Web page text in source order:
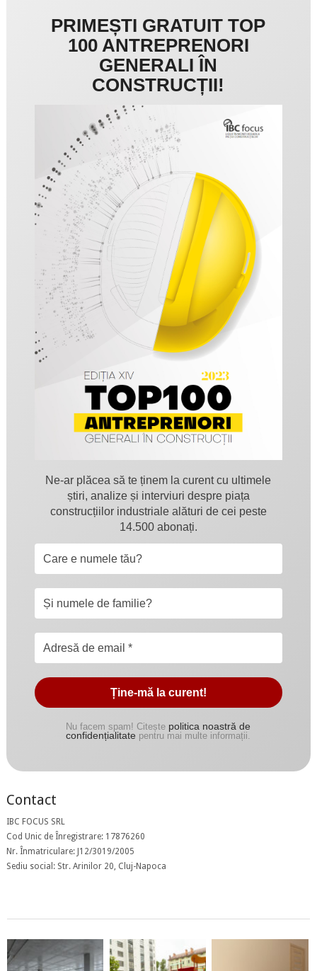
PRIMEȘTI GRATUIT TOP
100 ANTREPRENORI
GENERALI ÎN
CONSTRUCȚII!
Ne-ar plăcea să te ținem la curent cu ultimele
știri, analize și interviuri despre piața
construcțiilor industriale alături de cei peste
14.500 abonați.
Nu facem spam! Citește politica noastră de
confidențialitate pentru mai multe informații.
Contact
IBC FOCUS SRL
Cod Unic de Înregistrare: 17876260
Nr. Înmatriculare: J12/3019/2005
Sediu social: Str. Arinilor 20, Cluj-Napoca